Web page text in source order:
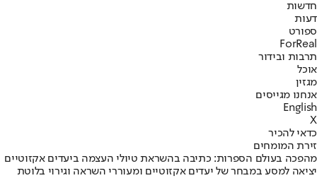
חדשות
דעות
ספורט
ForReal
תרבות ובידור
אוכל
מגזין
אנחנו מגייסים
English
X
כדאי להכיר
זירת המומחים
מהפכה בעולם הספרות: כתיבה בהשראת טיולי העצמה ביעדים אקזוטיים
יציאה למסע במבחר של יעדים אקזוטיים ומעוררי השראה וגירוי בלוטת